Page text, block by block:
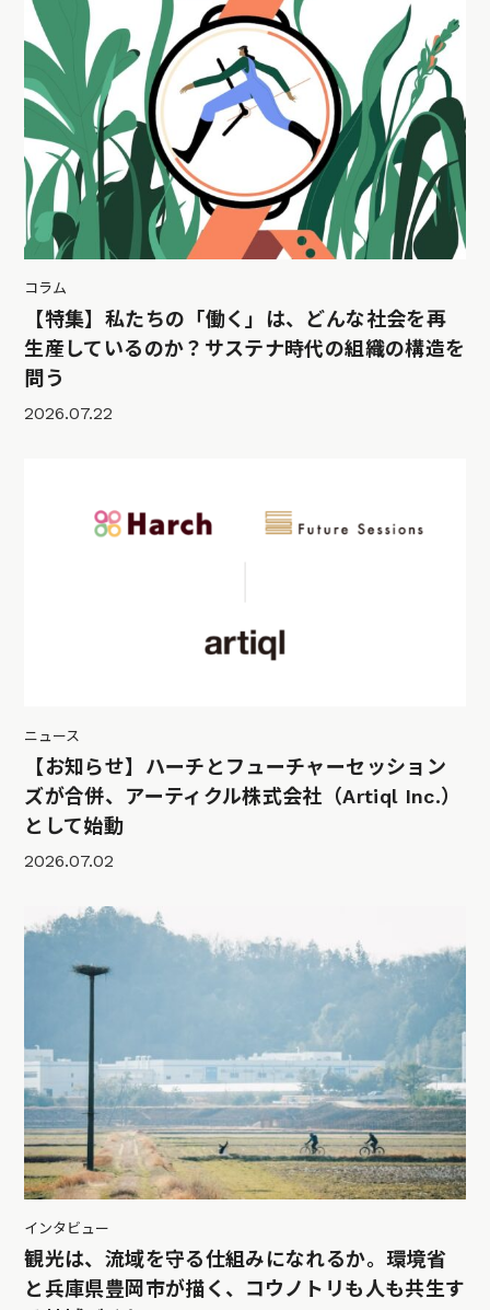
コラム
【特集】私たちの「働く」は、どんな社会を再
生産しているのか？サステナ時代の組織の構造を
問う
2026.07.22
ニュース
【お知らせ】ハーチとフューチャーセッション
ズが合併、アーティクル株式会社（Artiql Inc.）
として始動
2026.07.02
インタビュー
観光は、流域を守る仕組みになれるか。環境省
と兵庫県豊岡市が描く、コウノトリも人も共生す